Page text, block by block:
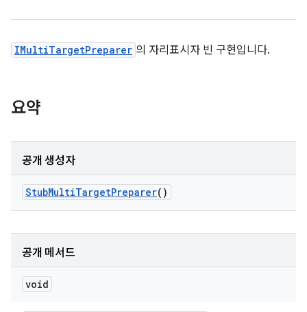
IMultiTargetPreparer 의 자리표시자 빈 구현입니다.
요약
공개 생성자
StubMultiTargetPreparer()
공개 메서드
void